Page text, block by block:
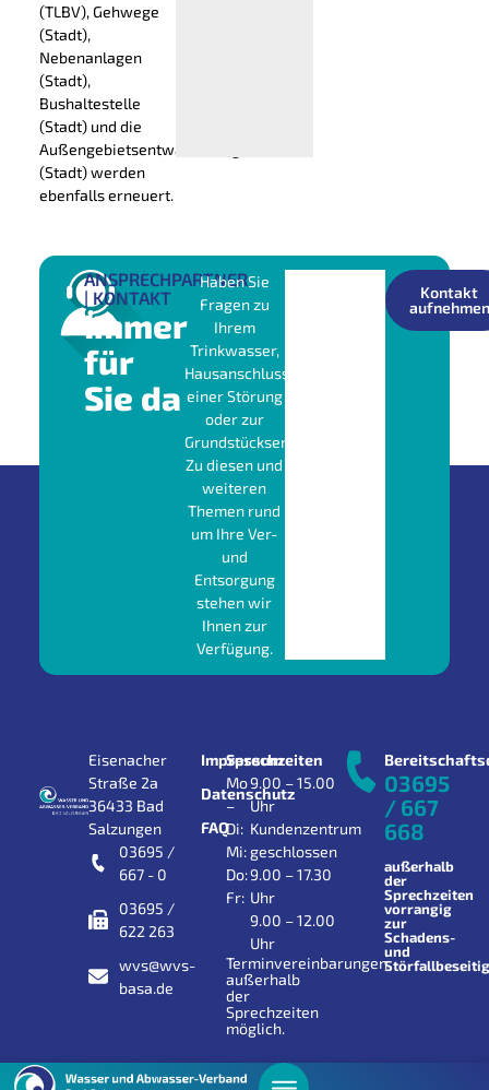
(TLBV), Gehwege
(Stadt),
Nebenanlagen
(Stadt),
Bushaltestelle
(Stadt) und die
Außengebietsentwässerung
(Stadt) werden
ebenfalls erneuert.
ANSPRECHPARTNER
| KONTAKT
Immer
für
Sie da
Haben Sie
Fragen zu
Ihrem
Trinkwasser,
Hausanschluss,
einer Störung
oder zur
Grundstücksentwässerung?
Zu diesen und
weiteren
Themen rund
um Ihre Ver-
und
Entsorgung
stehen wir
Ihnen zur
Verfügung.
Kontakt
aufnehmen
Eisenacher
Straße 2a
36433 Bad
Salzungen
03695 /
667 - 0
03695 /
622 263
wvs@wvs-
basa.de
Impressum
Datenschutz
FAQ
Sprechzeiten
Mo
–
Di:
Mi:
Do:
Fr:
9.00 – 15.00
Uhr
Kundenzentrum
geschlossen
9.00 – 17.30
Uhr
9.00 – 12.00
Uhr
Terminvereinbarungen
außerhalb
der
Sprechzeiten
möglich.
03695
/ 667
668
außerhalb
der
Sprechzeiten
vorrangig
zur
Schadens-
und